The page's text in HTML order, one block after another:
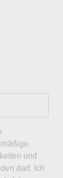
und
darf. Ich